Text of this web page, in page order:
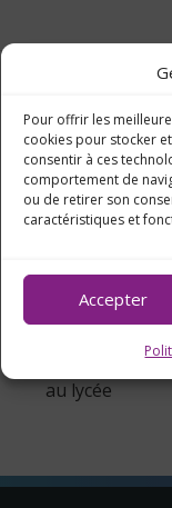
Pour offrir les
cookies pour stocker
consentir à ces
comportement de
ou de retirer son
caractéristiques et
Accepter
au lycée